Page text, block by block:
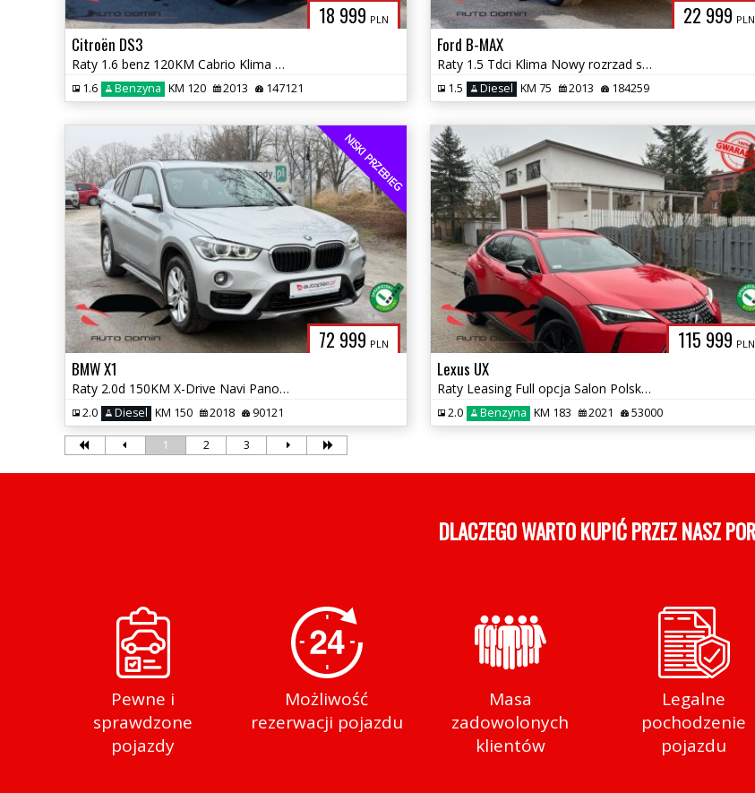
18 999 PLN
Citroën DS3
Raty 1.6 benz 120KM Cabrio Klima 147 tys km Zarej w PL Gwarancja
1.6 Benzyna KM 120 2013 147121
22 999 PLN
Ford B-MAX
Raty 1.5 Tdci Klima Nowy rozrzad serwis Zadbany Zarej w PL Gwarancja
1.5 Diesel KM 75 2013 184259
72 999 PLN
NISKI PRZEBIEG
BMW X1
Raty 2.0d 150KM X-Drive Navi Panorama M-pakiet Zarej w PL Gwarancja
2.0 Diesel KM 150 2018 90121
115 999 PLN
Lexus UX
Raty Leasing Full opcja Salon Polska 4x4 automat Hybrid Gwarancja
2.0 Benzyna KM 183 2021 53000
1 2 3
DLACZEGO WARTO KUPIĆ
Pewne i
sprawdzone
pojazdy
Możliwość
rezerwacji pojazdu
Masa
zadowolonych
klientów
Legalne
pochodzenie
pojazdu